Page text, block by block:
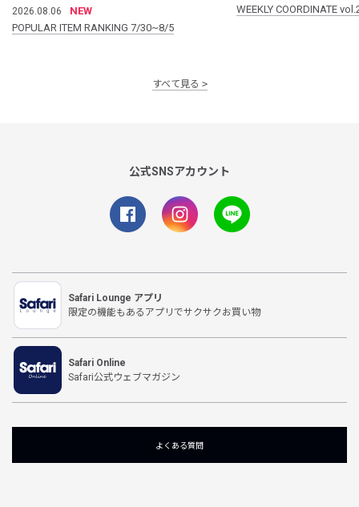
2026.08.06
NEW
POPULAR ITEM RANKING 7/30~8/5
WEEKLY COORDINATE
すべて見る
公式SNSアカウント
Safari Lounge アプリ
限定の機能もあるアプリでサクサクお買い物
Safari Online
Safari公式ウェブマガジン
よくある質問